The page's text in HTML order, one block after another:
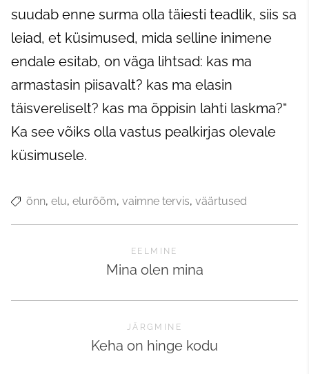
suudab enne surma olla täiesti teadlik, siis sa
leiad, et küsimused, mida selline inimene
endale esitab, on väga lihtsad: kas ma
armastasin piisavalt? kas ma elasin
täisvereliselt? kas ma õppisin lahti laskma?“
Ka see võiks olla vastus pealkirjas olevale
küsimusele.
õnn elu elurõõm vaimne tervis väärtused
EELMINE
Mina olen mina
JÄRGMINE
Keha on hinge kodu